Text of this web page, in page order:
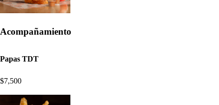
Acompañamiento
Papas TDT
$7,500